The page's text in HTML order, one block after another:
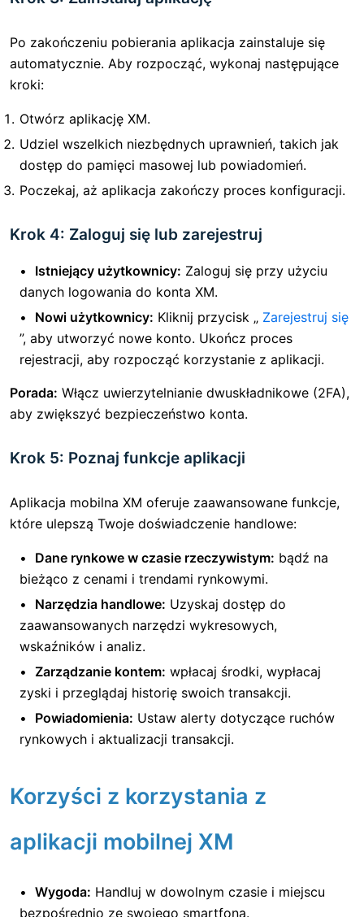
Po zakończeniu pobierania aplikacja zainstaluje się
automatycznie. Aby rozpocząć, wykonaj następujące
kroki:
Otwórz aplikację XM.
Udziel wszelkich niezbędnych uprawnień, takich jak
dostęp do pamięci masowej lub powiadomień.
Poczekaj, aż aplikacja zakończy proces konfiguracji.
Krok 4: Zaloguj się lub zarejestruj
Istniejący użytkownicy: Zaloguj się przy użyciu
danych logowania do konta XM.
Nowi użytkownicy: Kliknij przycisk „ Zarejestruj się
”, aby utworzyć nowe konto. Ukończ proces
rejestracji, aby rozpocząć korzystanie z aplikacji.
Porada: Włącz uwierzytelnianie dwuskładnikowe (2FA),
aby zwiększyć bezpieczeństwo konta.
Krok 5: Poznaj funkcje aplikacji
Aplikacja mobilna XM oferuje zaawansowane funkcje,
które ulepszą Twoje doświadczenie handlowe:
Dane rynkowe w czasie rzeczywistym: bądź na
bieżąco z cenami i trendami rynkowymi.
Narzędzia handlowe: Uzyskaj dostęp do
zaawansowanych narzędzi wykresowych,
wskaźników i analiz.
Zarządzanie kontem: wpłacaj środki, wypłacaj
zyski i przeglądaj historię swoich transakcji.
Powiadomienia: Ustaw alerty dotyczące ruchów
rynkowych i aktualizacji transakcji.
Korzyści z korzystania z
aplikacji mobilnej XM
Wygoda: Handluj w dowolnym czasie i miejscu
bezpośrednio ze swojego smartfona.